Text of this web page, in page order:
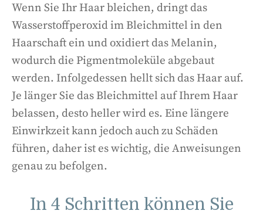
Wenn Sie Ihr Haar bleichen, dringt das
Wasserstoffperoxid im Bleichmittel in den
Haarschaft ein und oxidiert das Melanin,
wodurch die Pigmentmoleküle abgebaut
werden. Infolgedessen hellt sich das Haar auf.
Je länger Sie das Bleichmittel auf Ihrem Haar
belassen, desto heller wird es. Eine längere
Einwirkzeit kann jedoch auch zu Schäden
führen, daher ist es wichtig, die Anweisungen
genau zu befolgen.
In 4 Schritten können Sie